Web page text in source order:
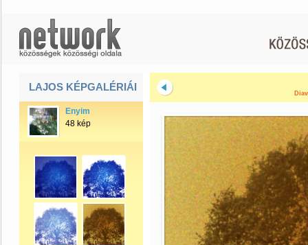
LAJOS KÉPGALÉRIÁI
Enyim
48 kép